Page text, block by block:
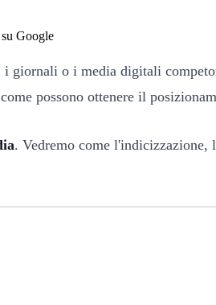
giornali o i media digitali
possono ottenere il
. Vedremo come